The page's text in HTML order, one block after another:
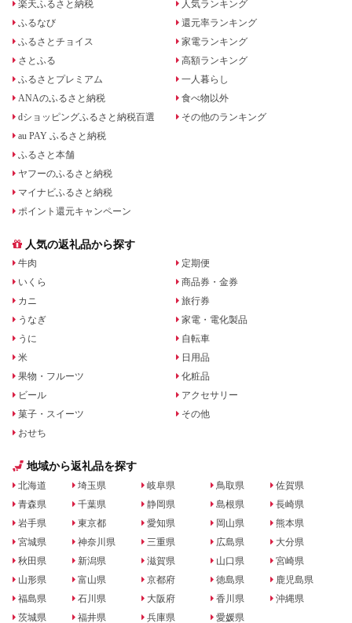
楽天ふるさと納税
ふるなび
ふるさとチョイス
さとふる
ふるさとプレミアム
ANAのふるさと納税
dショッピングふるさと納税百選
au PAY ふるさと納税
ふるさと本舗
ヤフーのふるさと納税
マイナビふるさと納税
ポイント還元キャンペーン
人気ランキング
還元率ランキング
家電ランキング
高額ランキング
一人暮らし
食べ物以外
その他のランキング
人気の返礼品から探す
牛肉
いくら
カニ
うなぎ
うに
米
果物・フルーツ
ビール
菓子・スイーツ
おせち
定期便
商品券・金券
旅行券
家電・電化製品
自転車
日用品
化粧品
アクセサリー
その他
地域から返礼品を探す
北海道
青森県
岩手県
宮城県
秋田県
山形県
福島県
茨城県
埼玉県
千葉県
東京都
神奈川県
新潟県
富山県
石川県
福井県
岐阜県
静岡県
愛知県
三重県
滋賀県
京都府
大阪府
兵庫県
鳥取県
島根県
岡山県
広島県
山口県
徳島県
香川県
愛媛県
佐賀県
長崎県
熊本県
大分県
宮崎県
鹿児島県
沖縄県